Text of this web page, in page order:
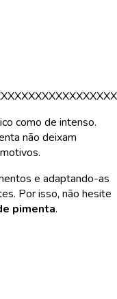
como de intenso.
não deixam
e adaptando-as
Por isso, não hesite
pimenta.